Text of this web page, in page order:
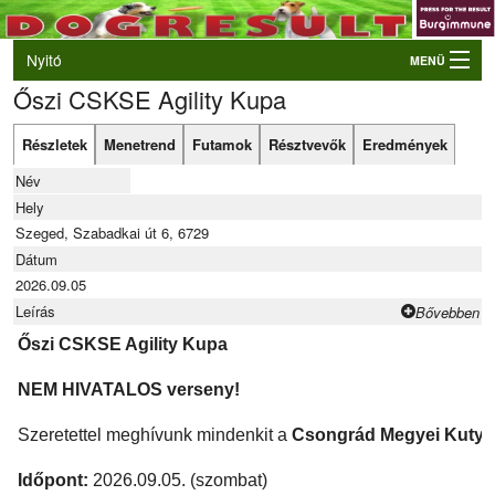
Nyitó MENÜ
Belépés
VB és EO válogatók
Élő eredmények
Rendezvények
Kutyák
Tulajdonosok/Felvezetők
Őszi CSKSE Agility Kupa
Részletek Menetrend Futamok Résztvevők
Eredmények
Név
Hely
Szeged, Szabadkai út 6, 6729
Dátum
2026.09.05
Leírás
Bővebben
Őszi CSKSE Agility Kupa
NEM HIVATALOS verseny!
Szeretettel meghívunk mindenkit aCsongrád Megyei
Időpont: 2026.09.05. (szombat)